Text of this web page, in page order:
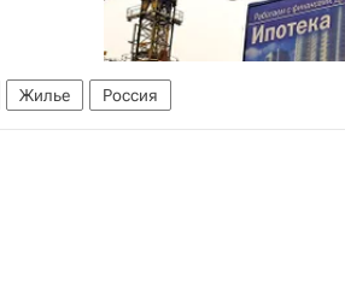
Жилье Россия